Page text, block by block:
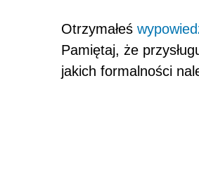
Otrzymałeś
Pamiętaj, że
jakich formalności